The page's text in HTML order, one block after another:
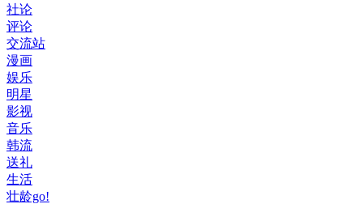
社论
评论
交流站
漫画
娱乐
明星
影视
音乐
韩流
送礼
生活
壮龄go!